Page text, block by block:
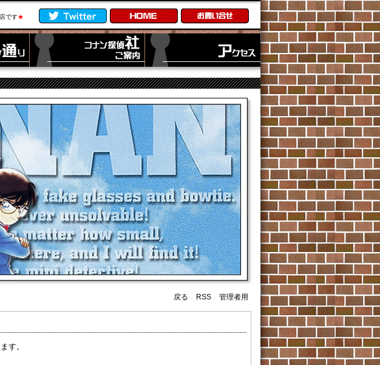
です★
戻る RSS 管理者用
す。